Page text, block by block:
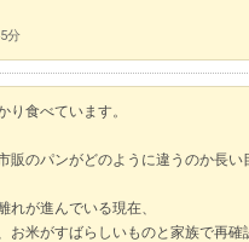
分
り食べています。
販のパンがどのように違うのか長
れが進んでいる現在、
お米がすばらしいものと家族で再